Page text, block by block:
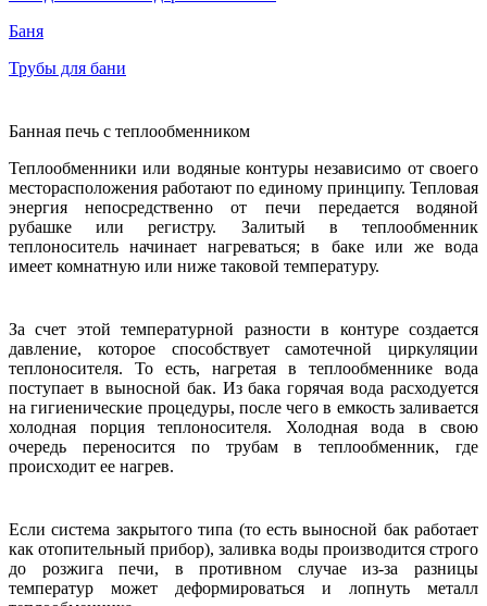
Баня
Трубы для бани
Банная печь с теплообменником
Теплообменники или водяные контуры независимо от своего
месторасположения работают по единому принципу. Тепловая
энергия непосредственно от печи передается водяной
рубашке или регистру. Залитый в теплообменник
теплоноситель начинает нагреваться; в баке или же вода
имеет комнатную или ниже таковой температуру.
За счет этой температурной разности в контуре создается
давление, которое способствует самотечной циркуляции
теплоносителя. То есть, нагретая в теплообменнике вода
поступает в выносной бак. Из бака горячая вода расходуется
на гигиенические процедуры, после чего в емкость заливается
холодная порция теплоносителя. Холодная вода в свою
очередь переносится по трубам в теплообменник, где
происходит ее нагрев.
Если система закрытого типа (то есть выносной бак работает
как отопительный прибор), заливка воды производится строго
до розжига печи, в противном случае из-за разницы
температур может деформироваться и лопнуть металл